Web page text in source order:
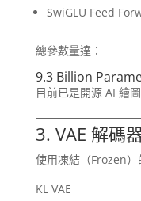
SwiGLU Feed
總參數量達：
9.3 Billion
目前已是開源 AI 繪
3. VAE 解碼
使用凍結（Frozen）
KL VAE